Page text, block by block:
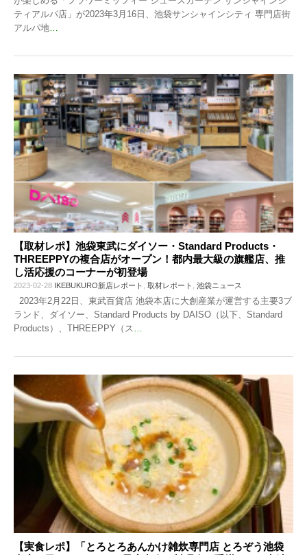
ティアルパ店」が2023年3月16日、池袋サンシャインシティ 専門店街
アルパ地…
【取材レポ】池袋東武にダイソー・Standard Products・
THREEPPYの複合店がオープン！都内最大級の旗艦店、推
し活応援のコーナーが初登場
2023-02-28 IKEBUKURO新店レポート 取材レポート 池袋ニュース
2023年2月22日、東武百貨店 池袋本店に大創産業が運営する主要3ブ
ランド、ダイソー、Standard Products by DAISO（以下、Standard
Products）、THREEPPY（ス
【実食レポ】「とろとろあんかけ雑炊専門店 とろぞう池袋